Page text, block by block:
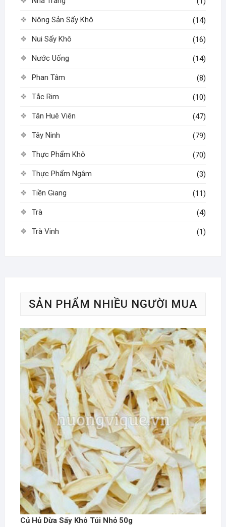
Nông Sản Sấy Khô (14)
Nui Sấy Khô (16)
Nước Uống (14)
Phan Tâm (8)
Tắc Rim (10)
Tân Huê Viên (47)
Tây Ninh (79)
Thực Phẩm Khô (70)
Thực Phẩm Ngâm (3)
Tiền Giang (11)
Trà (4)
Trà Vinh (1)
SẢN PHẨM NHIỀU NGƯỜI MUA
Củ Hủ Dừa Sấy Khô Túi Nhỏ 50g